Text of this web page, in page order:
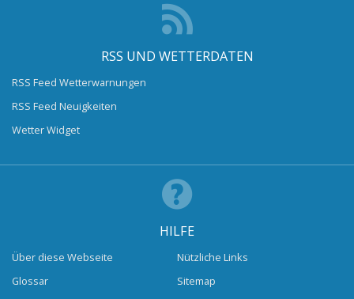
RSS UND WETTERDATEN
RSS Feed Wetterwarnungen
RSS Feed Neuigkeiten
Wetter Widget
HILFE
Über diese Webseite
Glossar
Nützliche Links
Sitemap